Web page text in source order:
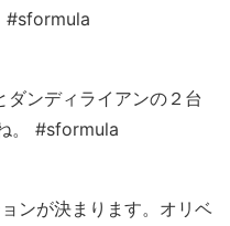
#sformula
ダンディライアンの２台
。 #sformula
ンが決まります。オリベ